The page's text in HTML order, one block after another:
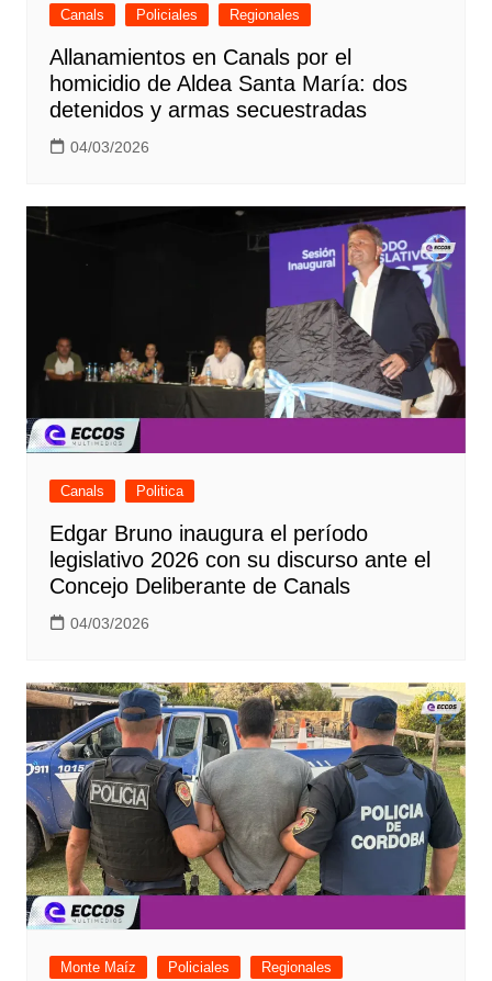
Canals Policiales Regionales
Allanamientos en Canals por el
homicidio de Aldea Santa María: dos
detenidos y armas secuestradas
04/03/2026
Canals Politica
Edgar Bruno inaugura el período
legislativo 2026 con su discurso ante el
Concejo Deliberante de Canals
04/03/2026
Monte Maíz Policiales Regionales